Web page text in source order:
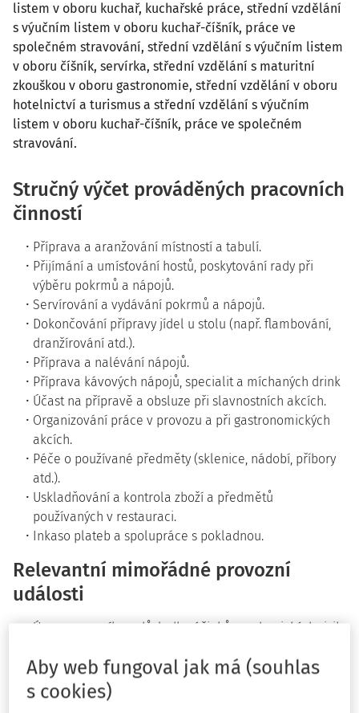
listem v oboru kuchař, kuchařské práce, střední vzdělání
s výučním listem v oboru kuchař-číšník, práce ve
společném stravování, střední vzdělání s výučním listem
v oboru číšník, servírka, střední vzdělání s maturitní
zkouškou v oboru gastronomie, střední vzdělání v oboru
hotelnictví a turismus a střední vzdělání s výučním
listem v oboru kuchař-číšník, práce ve společném
stravování.
Stručný výčet prováděných pracovních
činností
Příprava a aranžování místností a tabulí.
Přijímání a umísťování hostů, poskytování rady při
výběru pokrmů a nápojů.
Servírování a vydávání pokrmů a nápojů.
Dokončování přípravy jídel u stolu (např. flambování,
dranžírování atd.).
Příprava a nalévání nápojů.
Příprava kávových nápojů, specialit a míchaných drink
Účast na přípravě a obsluze při slavnostních akcích.
Organizování práce v provozu a při gastronomických
akcích.
Péče o používané předměty (sklenice, nádobí, příbory
atd.).
Uskladňování a kontrola zboží a předmětů
používaných v restauraci.
Inkaso plateb a spolupráce s pokladnou.
Relevantní mimořádné provozní
události
Úraz pracovníka v důsledku účinků mechanických rizik
způsobené kolizí při pohybu po pracovišti, pádem
servírovaných talířů apod.).
Úraz pracovníka v důsledku kontaktu s horkými
Aby web fungoval jak má (souhlas
s cookies)